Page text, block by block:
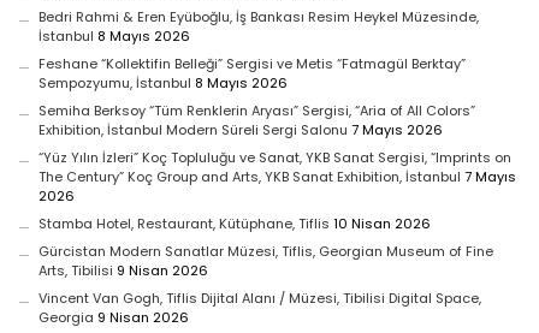
Bedri Rahmi & Eren Eyüboğlu, İş Bankası Resim Heykel Müzesinde,
İstanbul 8 Mayıs 2026
Feshane “Kollektifin Belleği” Sergisi ve Metis “Fatmagül Berktay”
Sempozyumu, İstanbul 8 Mayıs 2026
Semiha Berksoy “Tüm Renklerin Aryası” Sergisi, “Aria of All Colors”
Exhibition, İstanbul Modern Süreli Sergi Salonu 7 Mayıs 2026
“Yüz Yılın İzleri” Koç Topluluğu ve Sanat, YKB Sanat Sergisi, “Imprints on
The Century” Koç Group and Arts, YKB Sanat Exhibition, İstanbul 7 Mayıs
2026
Stamba Hotel, Restaurant, Kütüphane, Tiflis 10 Nisan 2026
Gürcistan Modern Sanatlar Müzesi, Tiflis, Georgian Museum of Fine
Arts, Tibilisi 9 Nisan 2026
Vincent Van Gogh, Tiflis Dijital Alanı / Müzesi, Tibilisi Digital Space,
Georgia 9 Nisan 2026